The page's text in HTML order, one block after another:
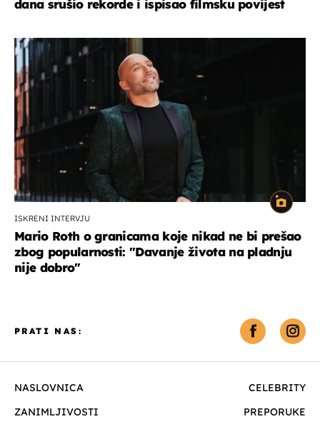
dana srušio rekorde i ispisao filmsku povijest
ISKRENI INTERVJU
Mario Roth o granicama koje nikad ne bi prešao
zbog popularnosti: "Davanje života na pladnju
nije dobro"
NASLOVNICA
CELEBRITY
ZANIMLJIVOSTI
PREPORUKE
PRATI NAS: